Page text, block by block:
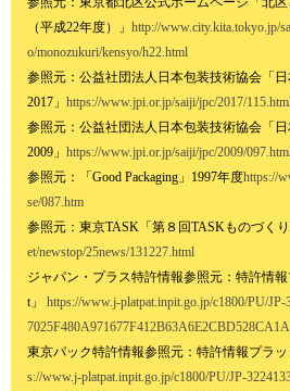
（平成22年度）」 http://www.city.kita.tokyo.jp/
o/monozukuri/kensyo/h22.html
参照元：公益社団法人日本包装技術協会「
2017」 https://www.jpi.or.jp/saiji/jpc/2017/
参照元：公益社団法人日本包装技術協会「
2009」 https://www.jpi.or.jp/saiji/jpc/2009/
参照元：「Good Packaging」1997年度https://
se/087.htm
参照元：東京TASK「第８回TASKものづくり
et/newstop/25news/131227.html
ジャパン・プラス特許情報参照元：特許情報
t」
https://www.j-platpat.inpit.go.jp/c1800/PU/
東京パック特許情報参照元：特許情報プラッ
s://www.j-platpat.inpit.go.jp/c1800/PU/JP-